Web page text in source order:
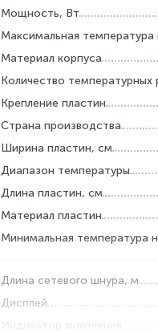
Мощность, Вт
Максимальная температура
Материал корпуса
Количество температурных
Крепление пластин
Страна производства
Ширина пластин, см
Диапазон температуры
Длина пластин, см
Материал пластин
Минимальная температура
Длина сетевого шнура, м
Дисплей
Индикатор включения